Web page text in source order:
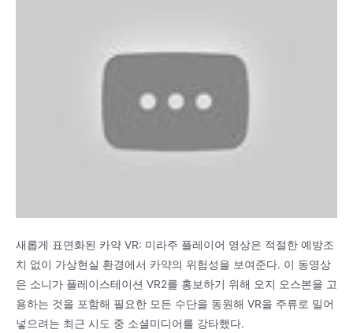
새롭게 표면화된 카약 VR: 미라주 플레이어 영상은 적절한 예방조
치 없이 가상현실 환경에서 카약의 위험성을 보여준다. 이 동영상
은 소니가 플레이스테이션 VR2를 홍보하기 위해 오지 오스본을 고
용하는 것을 포함해 필요한 모든 수단을 동원해 VR을 주류로 밀어
넣으려는 최근 시도 중 소셜미디어를 강타했다.